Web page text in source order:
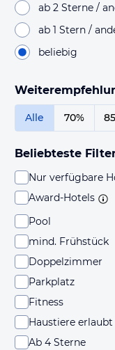
ab 2 Sterne /
ab 1 Stern /
beliebig
Alle 70%
Beliebteste
Nur verfügbare
Award-Hotels
Pool
mind. Frühstück
Doppelzimmer
Parkplatz
Fitness
Haustiere erlaubt
Ab 4 Sterne